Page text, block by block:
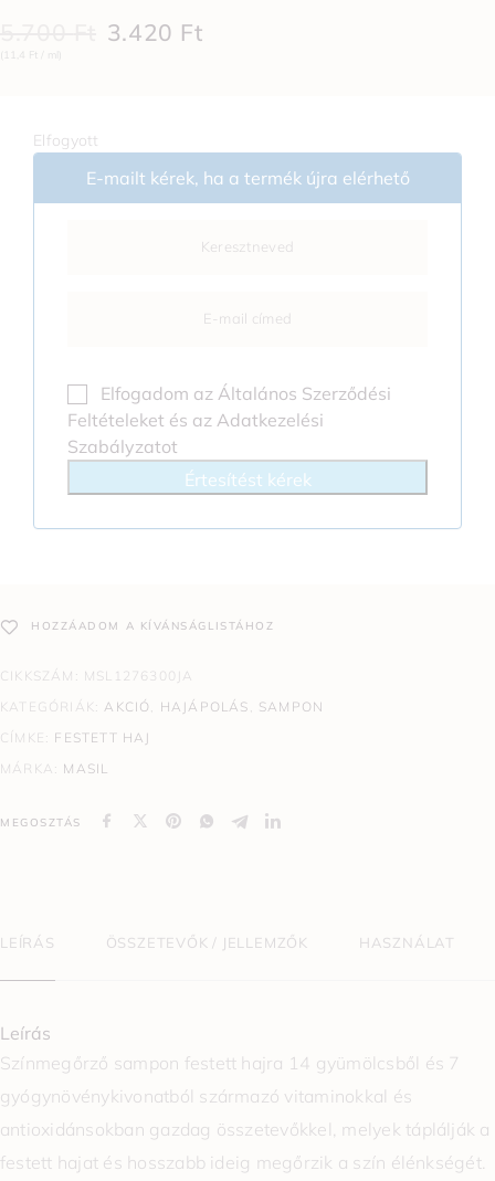
3.420 Ft
(11,4 Ft / ml)
Elfogyott
E-mailt kérek, ha a termék újra elérhető
Elfogadom az Általános Szerződési
Feltételeket és az Adatkezelési
Szabályzatot
Értesítést kérek
HOZZÁADOM A KÍVÁNSÁGLISTÁHOZ
CIKKSZÁM: MSL1276300JA
KATEGÓRIÁK:AKCIÓ , HAJÁPOLÁS , SAMPON
CÍMKE: FESTETT HAJ
MÁRKA: MASIL
MEGOSZTÁS
LEÍRÁS ÖSSZETEVŐK / JELLEMZŐK HASZNÁLAT
Leírás
Színmegőrző sampon festett hajra 14 gyümölcsből és 7
gyógynövénykivonatból származó vitaminokkal és
antioxidánsokban gazdag összetevőkkel, melyek táplálják a
festett hajat és hosszabb ideig megőrzik a szín élénkségét.